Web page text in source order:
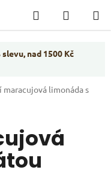
Hledat
KOŠÍK
nad 1500 Kč
maracujová limonáda s